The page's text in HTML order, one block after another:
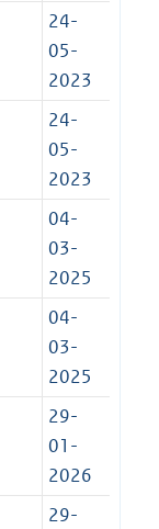
24-
05-
2023
24-
05-
2023
04-
03-
2025
04-
03-
2025
29-
01-
2026
29-